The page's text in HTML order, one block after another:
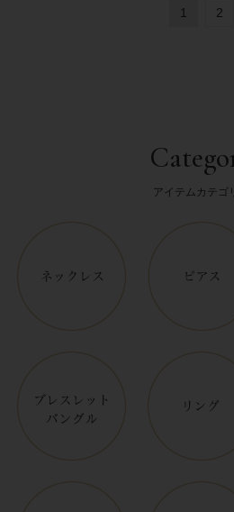
1 2
アイテムカテゴ